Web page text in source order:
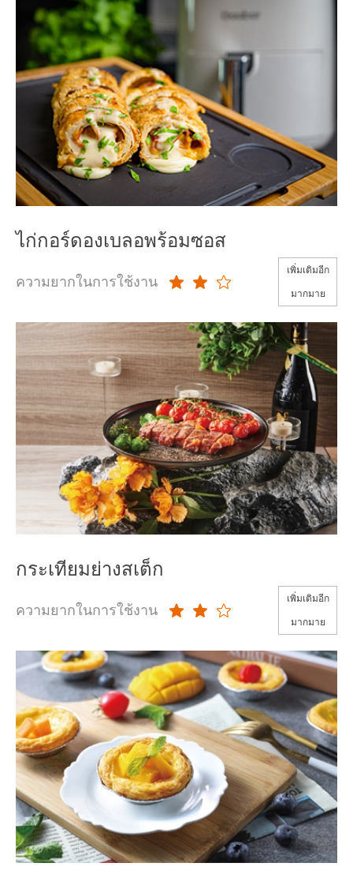
ไก่กอร์ดองเบลอพร้อมซอส
ความยากในการใช้งาน
เพิ่มเติมอีก
มากมาย
กระเทียมย่างสเต็ก
ความยากในการใช้งาน
เพิ่มเติมอีก
มากมาย